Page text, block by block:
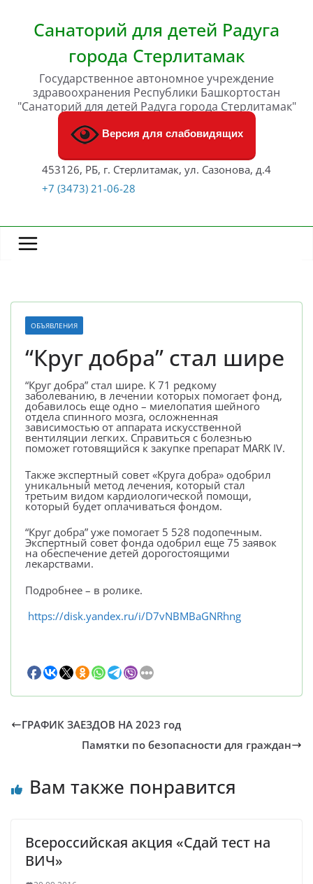
содержимомуСанаторий для детей Радуга
города Стерлитамак
Государственное автономное учреждение
здравоохранения Республики Башкортостан
"Санаторий для детей Радуга города Стерлитамак"
Версия для слабовидящих
453126, РБ, г. Стерлитамак, ул. Сазонова, д.4
+7 (3473) 21-06-28
ОБЪЯВЛЕНИЯ
“Круг добра” стал шире
“Круг добра” стал шире. К 71 редкому
заболеванию, в лечении которых помогает фонд,
добавилось еще одно – миелопатия шейного
отдела спинного мозга, осложненная
зависимостью от аппарата искусственной
вентиляции легких. Справиться с болезнью
поможет готовящийся к закупке препарат MARK IV.
Также экспертный совет «Круга добра» одобрил
уникальный метод лечения, который стал
третьим видом кардиологической помощи,
который будет оплачиваться фондом.
“Круг добра” уже помогает 5 528 подопечным.
Экспертный совет фонда одобрил еще 75 заявок
на обеспечение детей дорогостоящими
лекарствами.
Подробнее – в ролике.
https://disk.yandex.ru/i/D7vNBMBaGNRhng
ГРАФИК ЗАЕЗДОВ НА 2023 год
Памятки по безопасности для граждан
Вам также понравится
Всероссийская акция «Сдай тест на
ВИЧ»